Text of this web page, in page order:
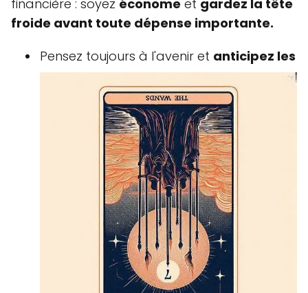
financière : soyez économe et gardez la tête
froide avant toute dépense importante.
Pensez toujours à l'avenir et anticipez les